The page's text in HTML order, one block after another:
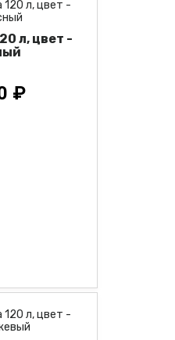
л, цвет -
₽